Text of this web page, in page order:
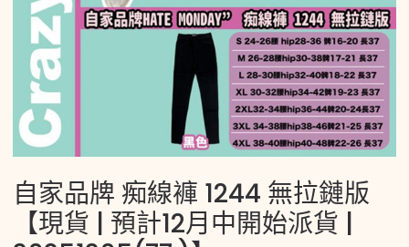
自家品牌 痴線褲 1244 無拉鏈版
【現貨 | 預計12月中開始派貨 |